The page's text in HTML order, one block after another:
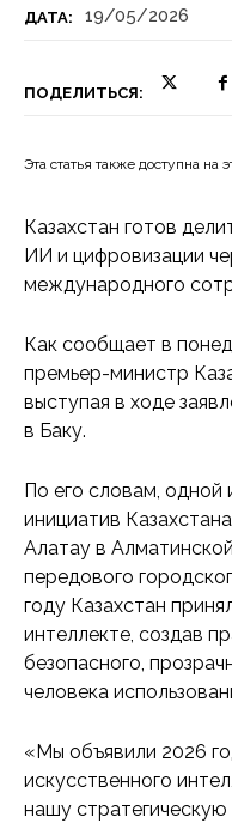
ДАТА: 19/05/2026
ПОДЕЛИТЬСЯ:
Эта статья также доступна на
Казахстан готов
ИИ и цифровизации
международного
Как сообщает в
премьер-министр
выступая в ходе
в Баку.
По его словам, одной
инициатив
Алатау в
передового
году Казахстан
интеллекте, создав
безопасного,
человека
«Мы объявили 2026
искусственного
нашу